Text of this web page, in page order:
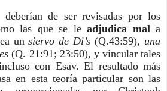
deberían de ser revisadas por los
las que se le adjudica mal a
un siervo de Di’s (Q.43:59), una
(Q. 21:91; 23:50), y vincular tales
con Esav. El resultado más
en esta teoría particular son las